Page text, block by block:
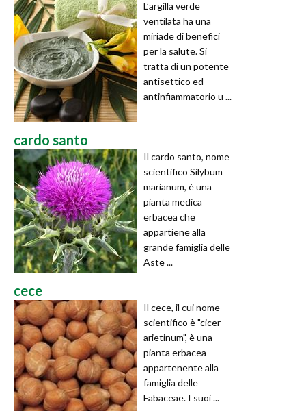
L’argilla verde
ventilata ha una
miriade di benefici
per la salute. Si
tratta di un potente
antisettico ed
antinfiammatorio u ...
cardo santo
Il cardo santo, nome
scientifico Silybum
marianum, è una
pianta medica
erbacea che
appartiene alla
grande famiglia delle
Aste ...
cece
Il cece, il cui nome
scientifico è "cicer
arietinum", è una
pianta erbacea
appartenente alla
famiglia delle
Fabaceae. I suoi ...